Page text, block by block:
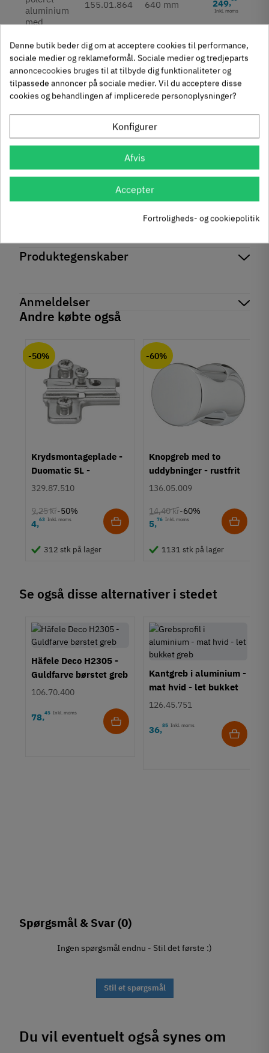
155.01.864 640 mm 249,
Inkl. moms
155.01.865 736 mm 267,
Inkl. moms
Udgået
Fjernlager (Normalt 4-8 dage hvis ikke andet angivet i
Produktegenskaber
Produktinformation
Aluminium
Overflade
Forkromet
Poleret
Hulafstand
288 mm
448 mm
640 mm
736 mm
Farve
Krom
Montering
Type
Moderne
Anmeldelser
Andre købte også
-50%
Krydsmontageplade -
Duomatic SL -
Euroskruer
329.87.510
9,25 kr-50%
4,63 Inkl. moms
312 stk på lager
-60%
Knopgreb med to
uddybninger - rustfrit
stål
136.05.009
14,40 kr-60%
5,76 Inkl. moms
1131 stk på lager
Se også disse alternativer i stedet
Häfele Deco H2305 -
Guldfarve børstet greb
106.70.400
78,45 Inkl. moms
Kantgreb i aluminium -
mat hvid - let bukket
greb
126.45.751
36,85 Inkl. moms
Spørgsmål & Svar(0)
Ingen spørgsmål endnu - Stil det første :)
Stil et spørgsmål
Du vil eventuelt også synes om
Denne butik beder dig om at acceptere cookies til performance,
sociale medier og reklameformål. Sociale medier og tredjeparts
annoncecookies bruges til at tilbyde dig funktionaliteter og
tilpassede annoncer på sociale medier. Vil du acceptere disse
cookies og behandlingen af implicerede personoplysninger?
Konfigurer
Afvis
Accepter
Fortroligheds- og cookiepolitik